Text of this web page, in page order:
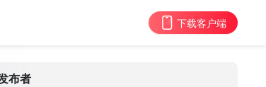
下载客户端
布者